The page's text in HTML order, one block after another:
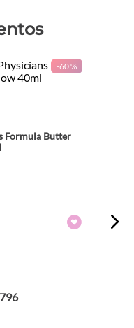
-60 %
Formula Butter